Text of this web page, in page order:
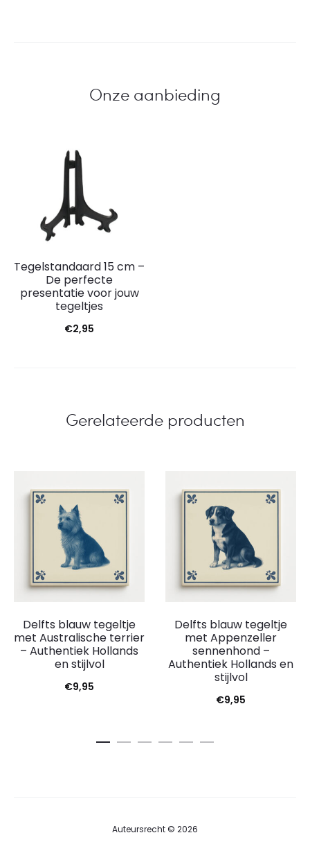
Onze aanbieding
Tegelstandaard 15 cm –
De perfecte
presentatie voor jouw
tegeltjes
€2,95
Gerelateerde producten
Delfts blauw tegeltje
met Australische terrier
– Authentiek Hollands
en stijlvol
€9,95
Delfts blauw tegeltje
met Appenzeller
sennenhond –
Authentiek Hollands en
stijlvol
€9,95
Auteursrecht © 2026